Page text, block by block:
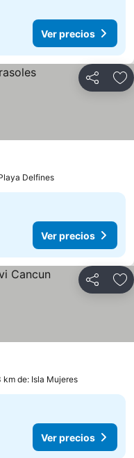
Ver precios
Compartir
Delfines
Ver precios
Compartir
km de: Isla Mujeres
Ver precios